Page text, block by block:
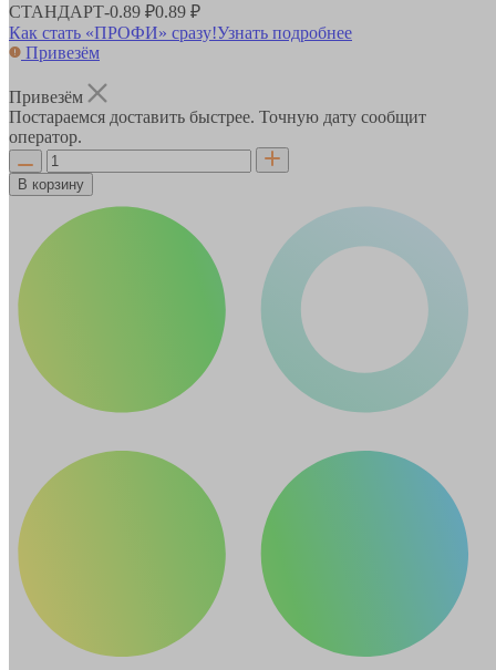
СТАНДАРТ-0.89 ₽0.89 ₽
Как стать «ПРОФИ» сразу!Узнать подробнее
Привезём
Привезём
Постараемся доставить быстрее. Точную дату сообщит
оператор.
В корзину